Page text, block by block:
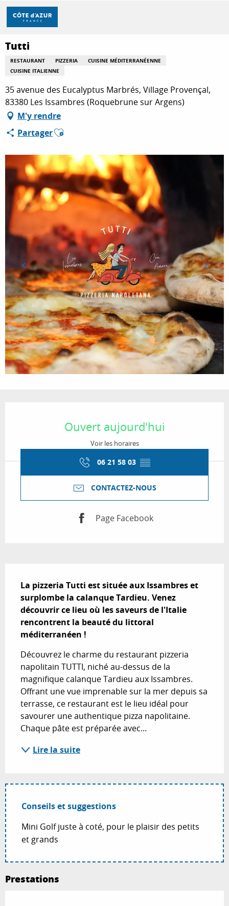
Aller
contenu
principal
DÉCOUVRIR
À FAIRE
SÉJOURNER
Accueil Tutti
Tutti
RESTAURANT PIZZERIA
CUISINE MÉDITERRANÉENNE
CUISINE ITALIENNE
35 avenue des Eucalyptus Marbrés, Village Provençal,
83380 Les Issambres (Roquebrune sur Argens)
M'y rendre
PartagerAjouter aux favoris
Ouvert aujourd'hui
Voir les horaires
06 21 58 03 ▒▒
CONTACTEZ-NOUS
Page Facebook
La pizzeria Tutti est située aux Issambres et
surplombe la calanque Tardieu. Venez
découvrir ce lieu où les saveurs de l'Italie
rencontrent la beauté du littoral
méditerranéen !
Découvrez le charme du restaurant pizzeria
napolitain TUTTI, niché au-dessus de la
magnifique calanque Tardieu aux Issambres.
Offrant une vue imprenable sur la mer depuis sa
terrasse, ce restaurant est le lieu idéal pour
savourer une authentique pizza napolitaine.
Chaque pâte est préparée avec...
Lire la suite
Conseils et suggestions
Mini Golf juste à coté, pour le plaisir des petits
et grands
Prestations